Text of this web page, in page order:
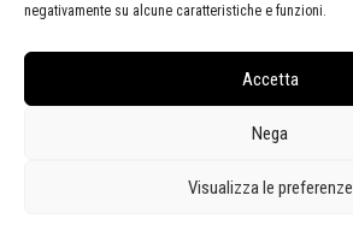
negativamente su alcune caratteristiche e funzioni.
Accetta
Nega
Visualizza le preferenze
Segnalazione di inaccessibilità